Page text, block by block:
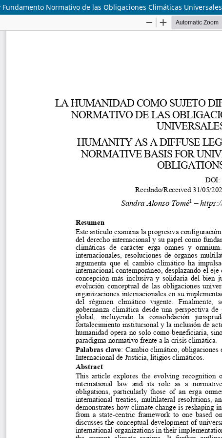
Normativo de las Obligaciones Climáticas Universales